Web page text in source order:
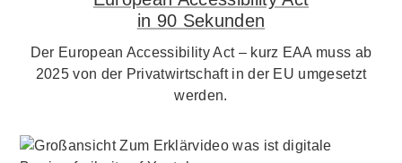
in 90 Sekunden
Der European Accessibility Act – kurz EAA muss ab
2025 von der Privatwirtschaft in der EU umgesetzt
werden.